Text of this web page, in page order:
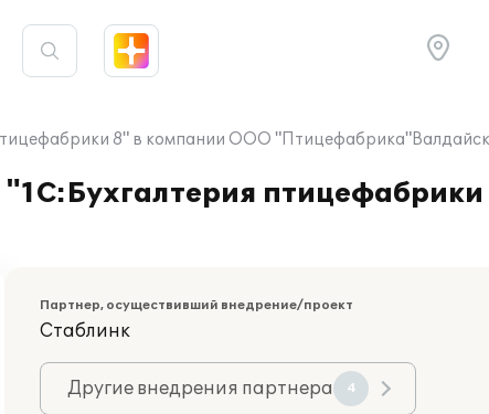
8" в компании ООО
птицефабрики
Партнер, осуществивший внедрение/проект
Стаблинк
Другие внедрения партнера 4